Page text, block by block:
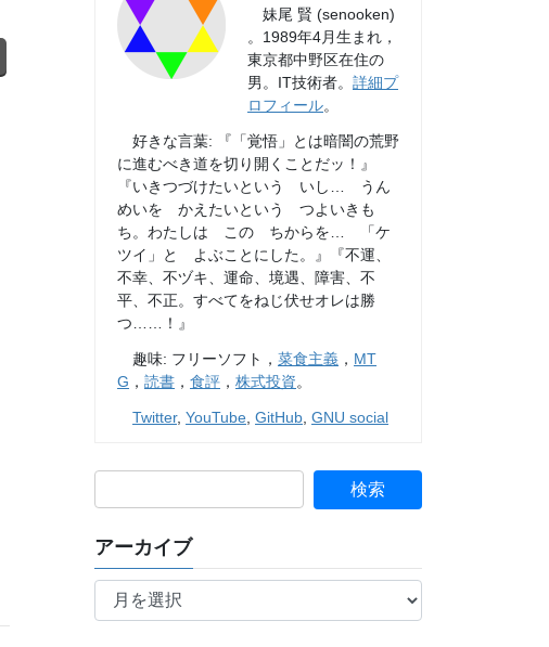
妹尾 賢 (senooken)
。1989年4月生まれ，
東京都中野区在住の
男。IT技術者。詳細プ
ロフィール。
好きな言葉: 『「覚悟」とは暗闇の荒野
に進むべき道を切り開くことだッ！』
『いきつづけたいという いし… うん
めいを かえたいという つよいきも
ち。わたしは この ちからを… 「ケ
ツイ」と よぶことにした。』『不運、
不幸、不ヅキ、運命、境遇、障害、不
平、不正。すべてをねじ伏せオレは勝
つ……！』
趣味: フリーソフト，菜食主義 ， MT
G ，読書 ，食評 ，株式投資。
Twitter,YouTube ,GitHub ,GNU social
アーカイブ
ア